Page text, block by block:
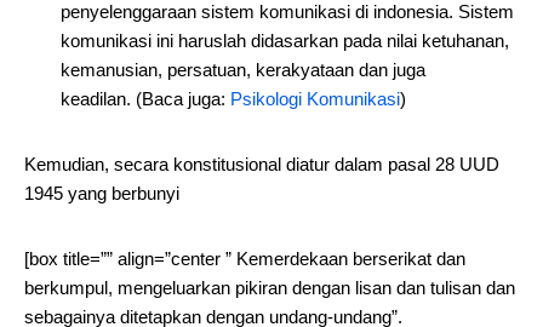
penyelenggaraan sistem komunikasi di indonesia. Sistem
komunikasi ini haruslah didasarkan pada nilai ketuhanan,
kemanusian, persatuan, kerakyataan dan juga
keadilan. (Baca juga: Psikologi Komunikasi)
Kemudian, secara konstitusional diatur dalam pasal 28 UUD
1945 yang berbunyi
[box title=”” align=”center ” Kemerdekaan berserikat dan
berkumpul, mengeluarkan pikiran dengan lisan dan tulisan dan
sebagainya ditetapkan dengan undang-undang”.